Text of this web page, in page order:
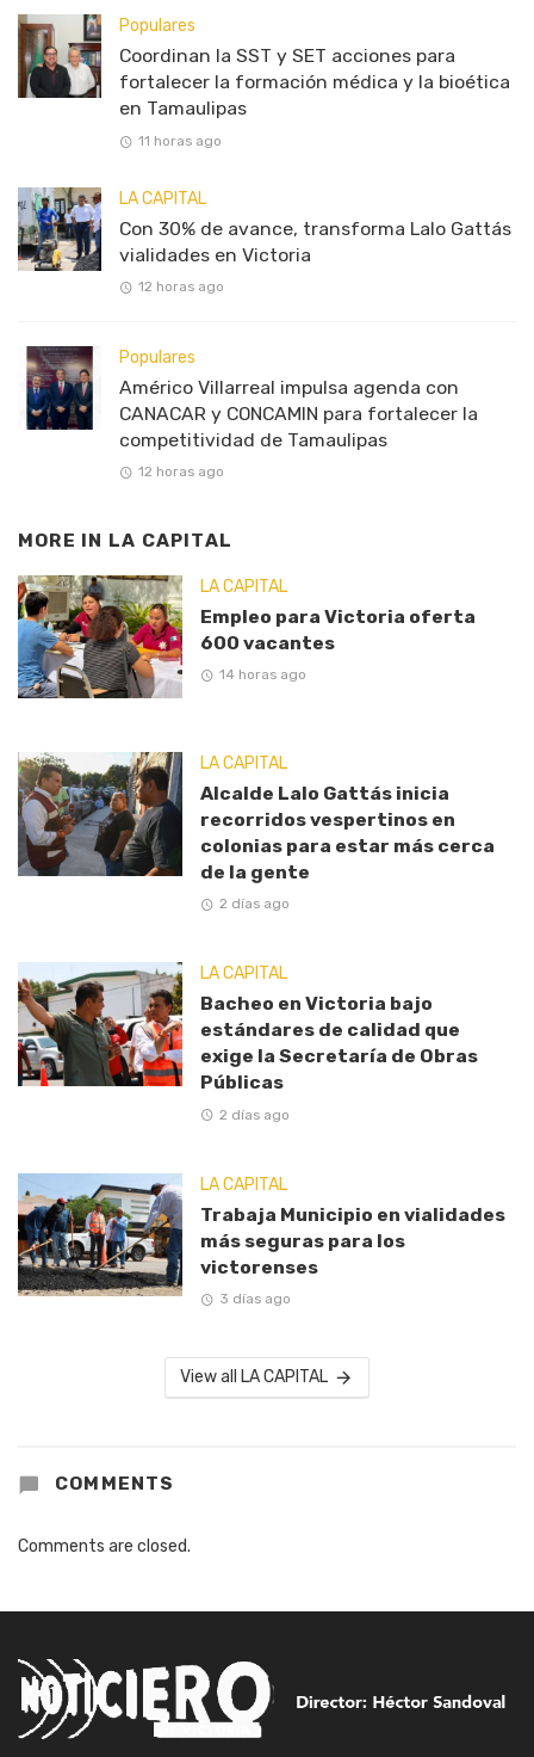
Populares
Coordinan la SST y SET acciones para
fortalecer la formación médica y la bioética
en Tamaulipas
11 horas ago
LA CAPITAL
Con 30% de avance, transforma Lalo Gattás
vialidades en Victoria
12 horas ago
Populares
Américo Villarreal impulsa agenda con
CANACAR y CONCAMIN para fortalecer la
competitividad de Tamaulipas
12 horas ago
MORE IN LA CAPITAL
LA CAPITAL
Empleo para Victoria oferta
600 vacantes
14 horas ago
LA CAPITAL
Alcalde Lalo Gattás inicia
recorridos vespertinos en
colonias para estar más cerca
de la gente
2 días ago
LA CAPITAL
Bacheo en Victoria bajo
estándares de calidad que
exige la Secretaría de Obras
Públicas
2 días ago
LA CAPITAL
Trabaja Municipio en vialidades
más seguras para los
victorenses
3 días ago
View all LA CAPITAL
COMMENTS
Comments are closed.